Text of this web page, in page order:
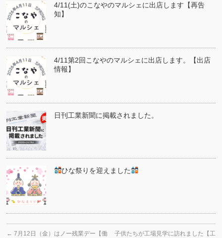
4/11(土)のこなやのマルシェに出店します【再告
知】
4/11第2回こなやのマルシェに出店します。【出店
情報】
日刊工業新聞に掲載されました。
ひな祭りを迎えました
← 7月12日（金）はノー残業デー【働
子供たちが工場見学に訪れました【工